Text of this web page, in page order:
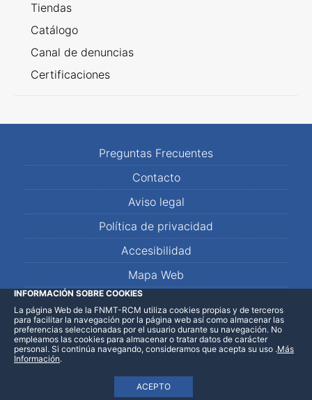
Tiendas
Catálogo
Canal de denuncias
Certificaciones
Preguntas Frecuentes
Contacto
Aviso legal
Política de privacidad
Accesibilidad
Mapa Web
LinkedInFacebookWhatsApp
INFORMACIÓN SOBRE COOKIES
La página Web de la FNMT-RCM utiliza cookies propias y de terceros
para facilitar la navegación por la página web así como almacenar las
preferencias seleccionadas por el usuario durante su navegación. No
empleamos las cookies para almacenar o tratar datos de carácter
personal. Si continúa navegando, consideramos que acepta su uso
ACEPTO
.Más
Información.